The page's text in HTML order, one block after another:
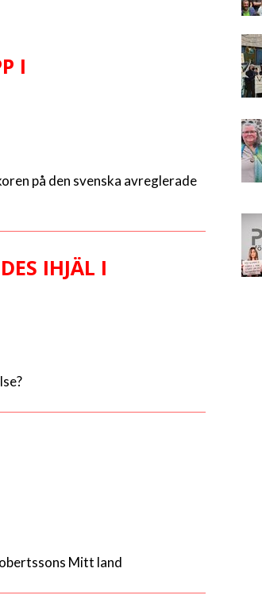
I
på den svenska avreglerade
IHJÄL I
Mitt land